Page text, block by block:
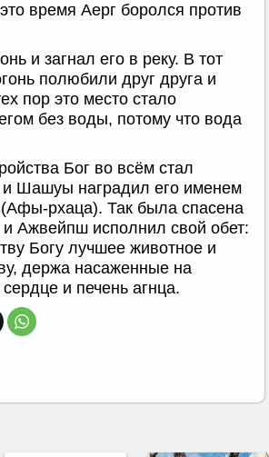
время Аерг боролся против
и загнал его в реку. В тот
полюбили друг друга и
пор это место стало
без воды, потому что вода
Бог во всём стал
и Шашуы наградил его именем
рхаца). Так была спасена
Ажвейпш исполнил свой обет:
Богу лучшее животное и
держа насаженные на
и печень агнца.